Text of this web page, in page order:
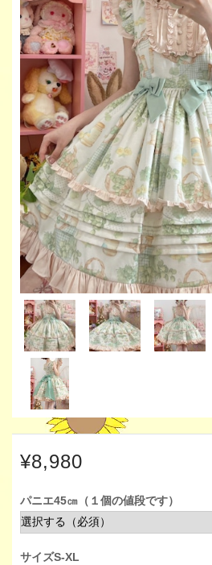
¥8,980
パニエ45㎝（１個の値段です）
サイズS-XL